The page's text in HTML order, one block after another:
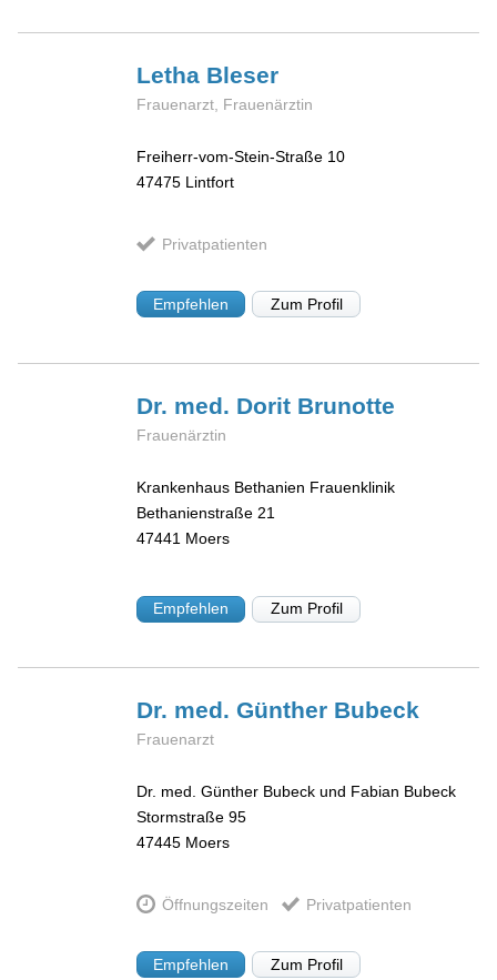
Letha Bleser
Frauenarzt, Frauenärztin
Freiherr-vom-Stein-Straße 10
47475 Lintfort
Privatpatienten
Empfehlen Zum Profil
Dr. med. Dorit Brunotte
Frauenärztin
Krankenhaus Bethanien Frauenklinik
Bethanienstraße 21
47441 Moers
Empfehlen Zum Profil
Dr. med. Günther Bubeck
Frauenarzt
Dr. med. Günther Bubeck und Fabian Bubeck
Stormstraße 95
47445 Moers
Öffnungszeiten Privatpatienten
Empfehlen Zum Profil